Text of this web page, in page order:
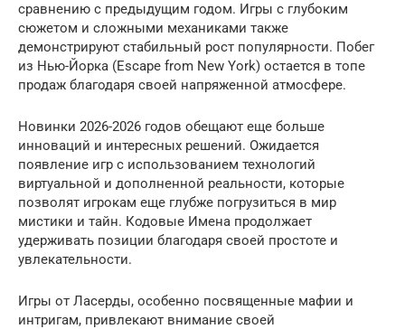
сравнению с предыдущим годом. Игры с глубоким
сюжетом и сложными механиками также
демонстрируют стабильный рост популярности. Побег
из Нью-Йорка (Escape from New York) остается в топе
продаж благодаря своей напряженной атмосфере.
Новинки 2026-2026 годов обещают еще больше
инноваций и интересных решений. Ожидается
появление игр с использованием технологий
виртуальной и дополненной реальности, которые
позволят игрокам еще глубже погрузиться в мир
мистики и тайн. Кодовые Имена продолжает
удерживать позиции благодаря своей простоте и
увлекательности.
Игры от Ласерды, особенно посвященные мафии и
интригам, привлекают внимание своей